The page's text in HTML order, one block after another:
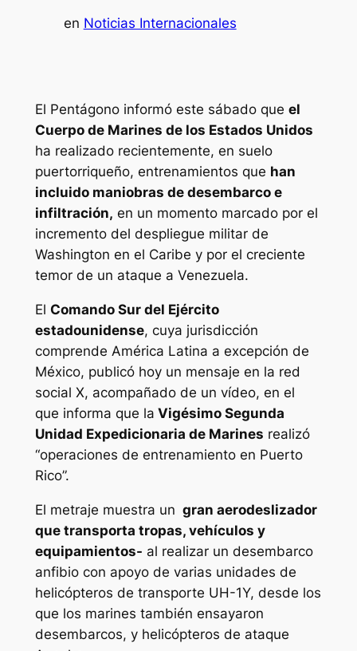
en Noticias Internacionales
El Pentágono informó este sábado que el
Cuerpo de Marines de los Estados Unidos
ha realizado recientemente, en suelo
puertorriqueño, entrenamientos que han
incluido maniobras de desembarco e
infiltración, en un momento marcado por el
incremento del despliegue militar de
Washington en el Caribe y por el creciente
temor de un ataque a Venezuela.
El Comando Sur del Ejército
estadounidense, cuya jurisdicción
comprende América Latina a excepción de
México, publicó hoy un mensaje en la red
social X, acompañado de un vídeo, en el
que informa que la Vigésimo Segunda
Unidad Expedicionaria de Marines realizó
“operaciones de entrenamiento en Puerto
Rico”.
El metraje muestra un gran aerodeslizador
que transporta tropas, vehículos y
equipamientos- al realizar un desembarco
anfibio con apoyo de varias unidades de
helicópteros de transporte UH-1Y, desde los
que los marines también ensayaron
desembarcos, y helicópteros de ataque